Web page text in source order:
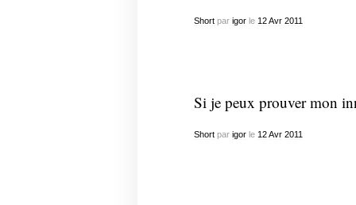
Shortpar igorle 12 Avr 2011
Si je peux prouver mon
Shortpar igorle 12 Avr 2011